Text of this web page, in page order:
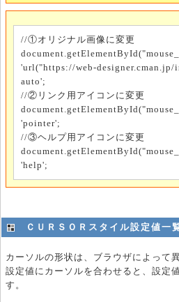
//①オリジナル画像に変更
'url("https://web-designer.cman.jp/
auto';
//②リンク用アイコンに変更
'pointer';
//③ヘルプ用アイコンに変更
'help';
ＣＵＲＳＯＲスタイル設定値一
カーソルの形状は、ブラウザによって
設定値にカーソルを合わせると、設定
す。